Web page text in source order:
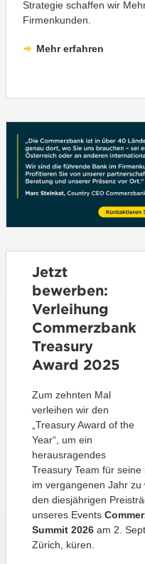
Strategie schaffen wir
Firmenkunden.
Mehr erfahren
Jetzt
bewerben:
Verleihung
Commerzbank
Treasury
Award 2025
Zum zehnten Mal
verleihen wir den
„Treasury Award of the
Year“, um ein
herausragendes
Treasury Team für
im vergangenen Jahr
den diesjährigen
unseres Events
Summit 2026am 2.
Zürich, küren.